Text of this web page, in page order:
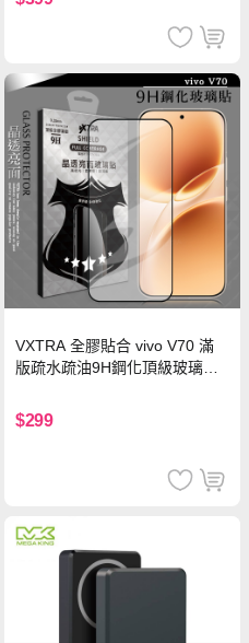
VXTRA 全膠貼合 vivo V70 滿
版疏水疏油9H鋼化頂級玻璃貼
$299